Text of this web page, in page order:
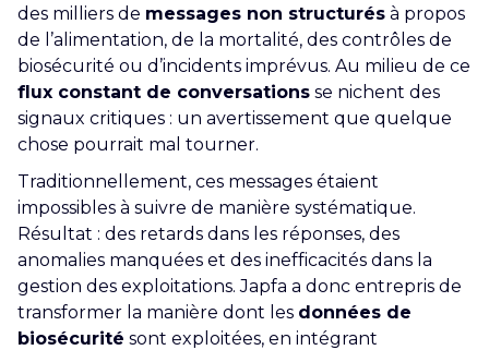
des milliers de messages non structurés à propos
de l’alimentation, de la mortalité, des contrôles de
biosécurité ou d’incidents imprévus. Au milieu de ce
flux constant de conversations se nichent des
signaux critiques : un avertissement que quelque
chose pourrait mal tourner.
Traditionnellement, ces messages étaient
impossibles à suivre de manière systématique.
Résultat : des retards dans les réponses, des
anomalies manquées et des inefficacités dans la
gestion des exploitations. Japfa a donc entrepris de
transformer la manière dont les données de
biosécurité sont exploitées, en intégrant